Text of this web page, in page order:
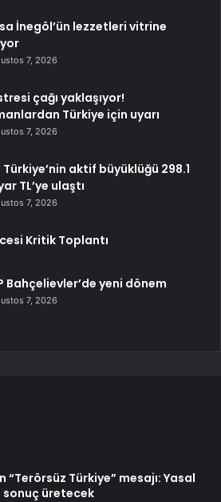
İnegöl’ün lezzetleri vitrine
7, 2026
çağı yaklaşıyor!
Türkiye için uyarı
7, 2026
Türkiye’nin aktif büyüklüğü 298.1
TL’ye ulaştı
7, 2026
Kritik Toplantı
Bahçelievler’de yeni dönem
7, 2026
“Terörsüz Türkiye” mesajı: Yasal
sonuç üretecek